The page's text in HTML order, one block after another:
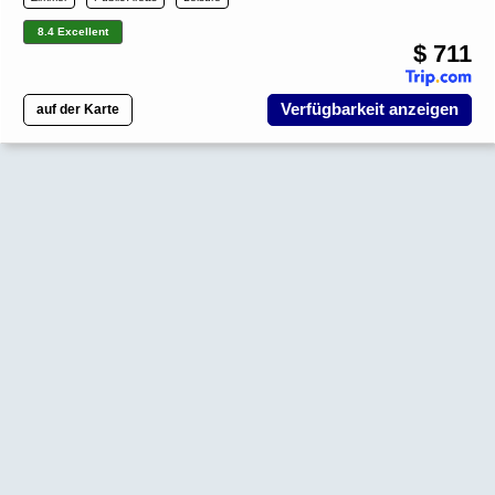
8.4 Excellent
$ 711
auf der Karte Verfügbarkeit anzeigen